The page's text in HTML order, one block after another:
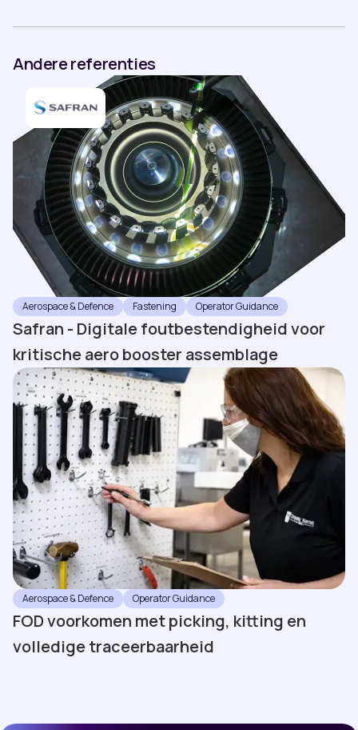
Andere referenties
Aerospace & Defence Fastening Operator Guidance
Safran - Digitale foutbestendigheid voor
kritische aero booster assemblage
Aerospace & Defence Operator Guidance
FOD voorkomen met picking, kitting en
volledige traceerbaarheid